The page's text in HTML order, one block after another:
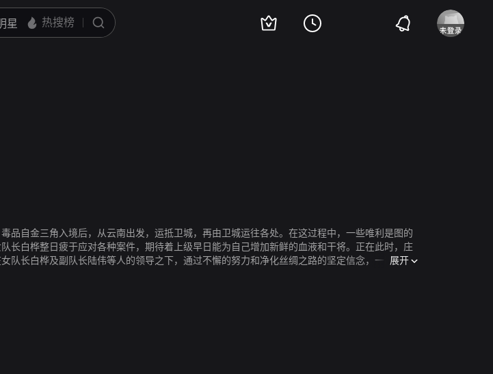
品自金三角入境后，从云南出发，运抵卫城，再由卫城运往各处。在这过程中，一些唯利是图的
长白桦整日疲于应对各种案件，期待着上级早日能为自己增加新鲜的血液和干将。正在此时，庄
队长白桦及副队长陆伟等人的领导之下，通过不懈的努力和净化丝绸之路的坚定信念，一路出生
展开